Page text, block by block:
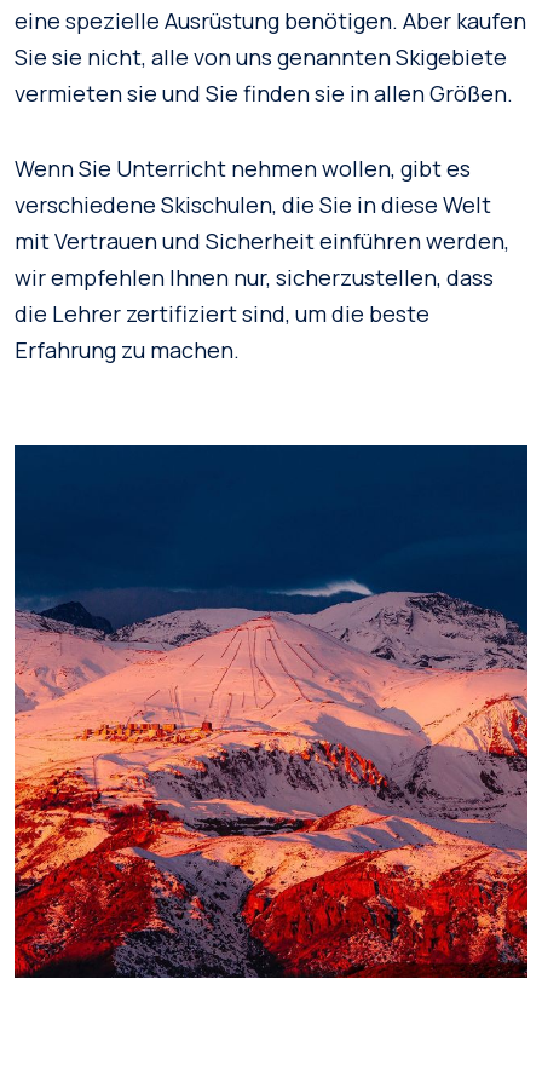
eine spezielle Ausrüstung benötigen. Aber kaufen
Sie sie nicht, alle von uns genannten Skigebiete
vermieten sie und Sie finden sie in allen Größen.
Wenn Sie Unterricht nehmen wollen, gibt es
verschiedene Skischulen, die Sie in diese Welt
mit Vertrauen und Sicherheit einführen werden,
wir empfehlen Ihnen nur, sicherzustellen, dass
die Lehrer zertifiziert sind, um die beste
Erfahrung zu machen.